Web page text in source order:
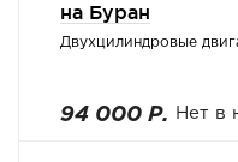
на Буран
Двухцилиндровые
94 000 Р. Нет в